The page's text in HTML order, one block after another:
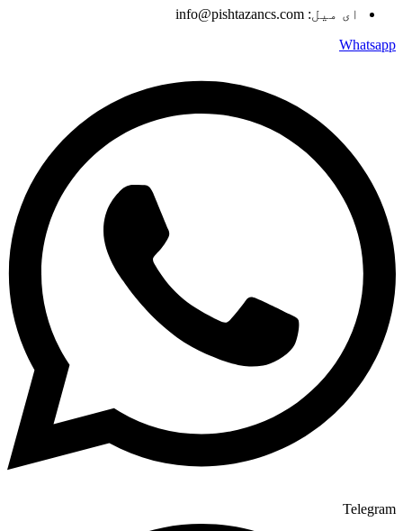
ای میل: info@pishtazancs.com
Whatsapp
Telegram